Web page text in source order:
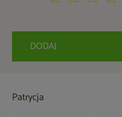
DODAJ
Patrycja